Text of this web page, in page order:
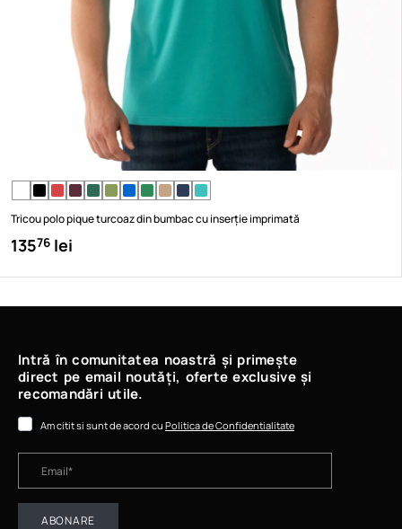
Tricou polo pique turcoaz din bumbac cu inserție imprimată
13576 lei
Intră în comunitatea noastră și primește
direct pe email noutăți, oferte exclusive și
recomandări utile.
Am citit si sunt de acord cu Politica de Confidentialitate
ABONARE